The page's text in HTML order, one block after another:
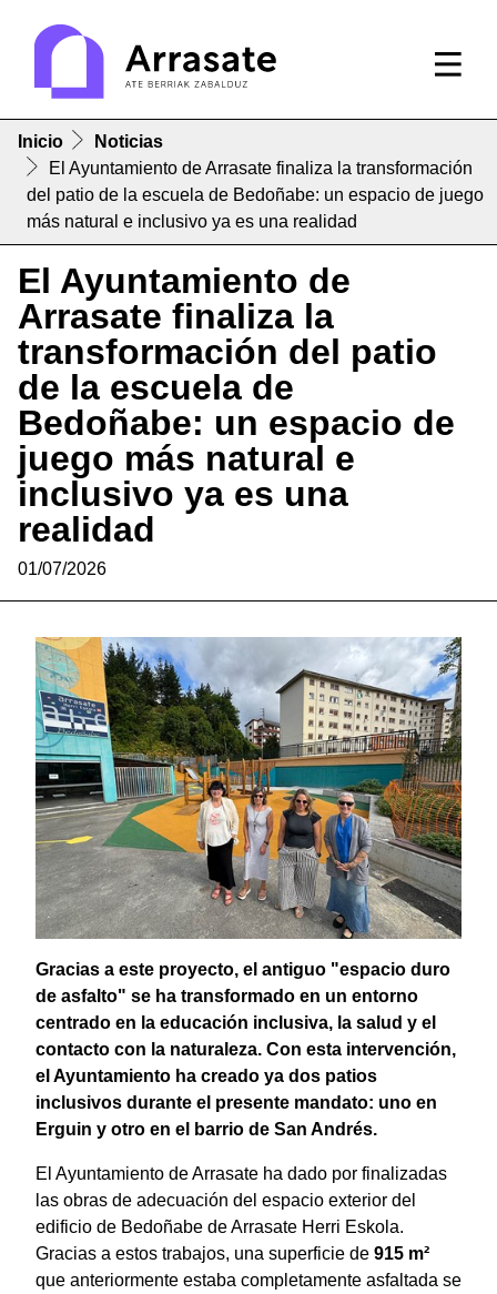
Inicio
Noticias
El Ayuntamiento de Arrasate finaliza la transformación
del patio de la escuela de Bedoñabe: un espacio de juego
más natural e inclusivo ya es una realidad
El Ayuntamiento de
Arrasate finaliza la
transformación del patio
de la escuela de
Bedoñabe: un espacio de
juego más natural e
inclusivo ya es una
realidad
01/07/2026
Gracias a este proyecto, el antiguo "espacio duro
de asfalto" se ha transformado en un entorno
centrado en la educación inclusiva, la salud y el
contacto con la naturaleza. Con esta intervención,
el Ayuntamiento ha creado ya dos patios
inclusivos durante el presente mandato: uno en
Erguin y otro en el barrio de San Andrés.
El Ayuntamiento de Arrasate ha dado por finalizadas
las obras de adecuación del espacio exterior del
edificio de Bedoñabe de Arrasate Herri Eskola.
Gracias a estos trabajos, una superficie de 915 m²
que anteriormente estaba completamente asfaltada se